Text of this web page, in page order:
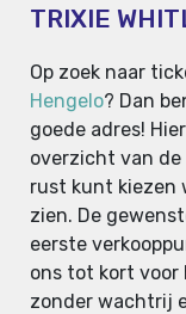
TRIXIE
Op zoek naar
Hengelo? Dan
goede adres!
overzicht van de
rust kunt kiezen
zien. De
eerste
ons tot kort voor
zonder wachtrij